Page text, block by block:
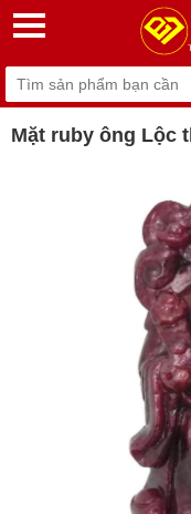
Mặt ruby ông Lộc